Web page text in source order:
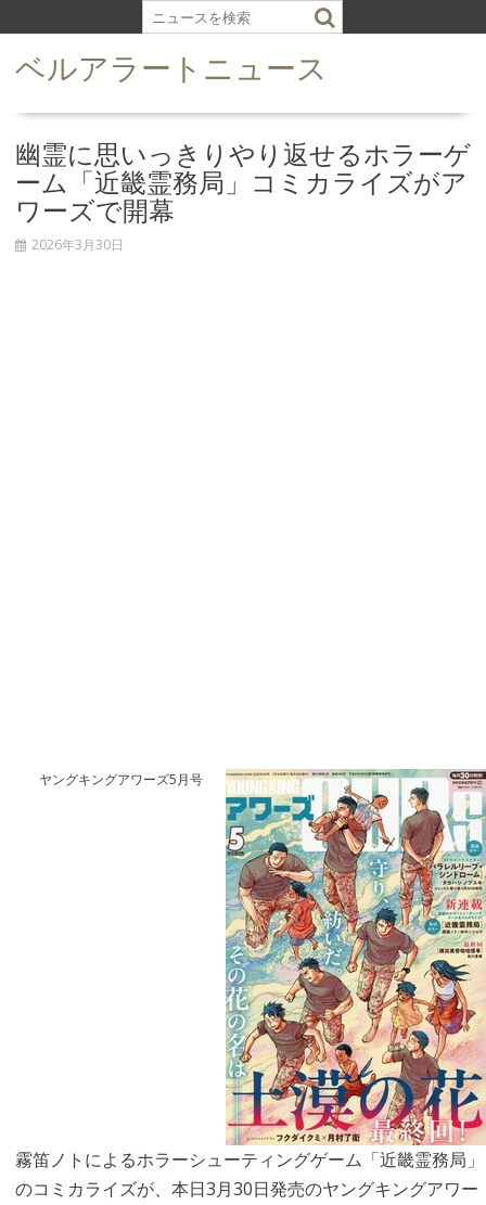
k
ベルアラートニュース
幽霊に思いっきりやり返せるホラーゲ
ーム「近畿霊務局」コミカライズがア
ワーズで開幕
2026年3月30日
ヤングキングアワーズ5月号
霧笛ノトによるホラーシューティングゲーム「近畿霊務局」
のコミカライズが、本日3月30日発売のヤングキングアワー